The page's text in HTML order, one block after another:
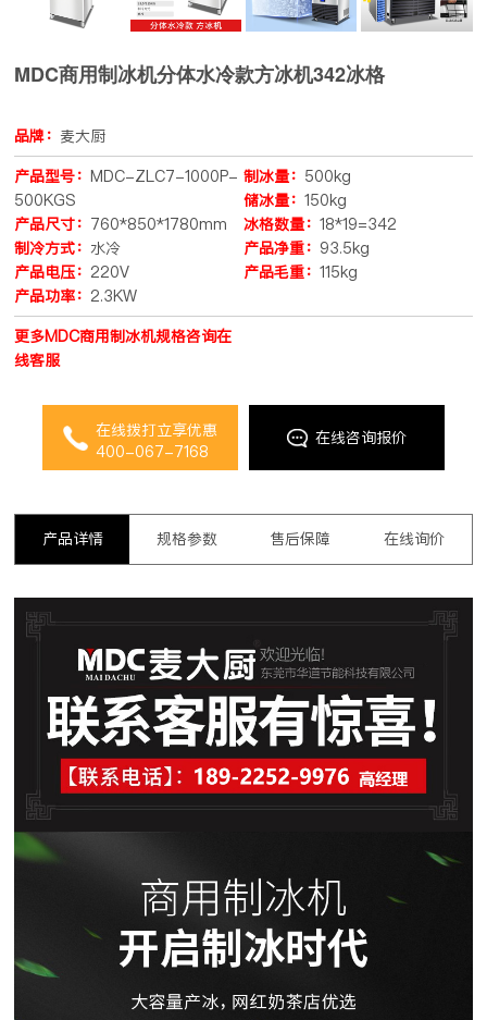
MDC商用制冰机分体水冷款方冰机342冰格
品牌： 麦大厨
产品型号：MDC-ZLC7-1000P-
500KGS
产品尺寸： 760*850*1780mm
制冷方式： 水冷
产品电压： 220V
产品功率： 2.3KW
制冰量： 500kg
储冰量： 150kg
冰格数量： 18*19=342
产品净重： 93.5kg
产品毛重： 115kg
更多MDC商用制冰机规格咨询在
线客服
在线拨打立享优惠
400-067-7168
在线咨询报价
产品详情 规格参数 售后保障 在线询价